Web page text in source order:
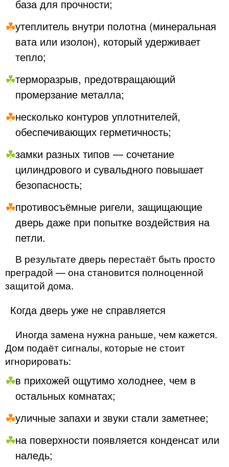
база для прочности;
утеплитель внутри полотна (минеральная
вата или изолон), который удерживает
тепло;
терморазрыв, предотвращающий
промерзание металла;
несколько контуров уплотнителей,
обеспечивающих герметичность;
замки разных типов — сочетание
цилиндрового и сувальдного повышает
безопасность;
противосъёмные ригели, защищающие
дверь даже при попытке воздействия на
петли.
В результате дверь перестаёт быть просто
преградой — она становится полноценной
защитой дома.
Когда дверь уже не справляется
Иногда замена нужна раньше, чем кажется.
Дом подаёт сигналы, которые не стоит
игнорировать:
в прихожей ощутимо холоднее, чем в
остальных комнатах;
уличные запахи и звуки стали заметнее;
на поверхности появляется конденсат или
наледь;